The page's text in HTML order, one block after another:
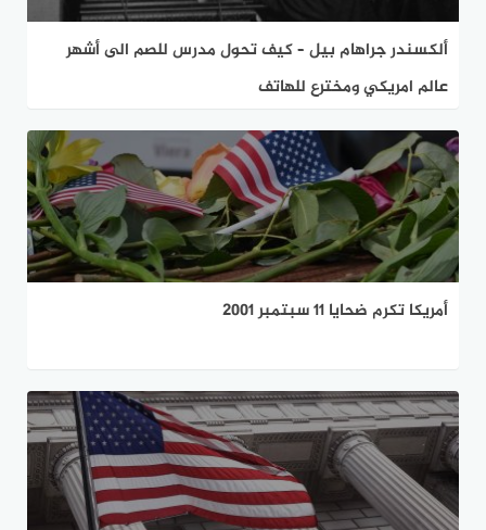
ألكسندر جراهام بيل – كيف تحول مدرس للصم الى أشهر
عالم امريكي ومخترع للهاتف
أمريكا تكرم ضحايا 11 سبتمبر 2001